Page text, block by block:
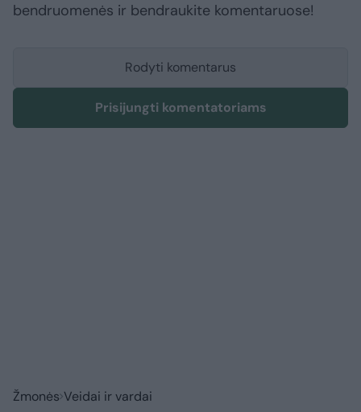
bendruomenės ir bendraukite komentaruose!
Rodyti komentarus
Prisijungti komentatoriams
Žmonės Veidai ir vardai